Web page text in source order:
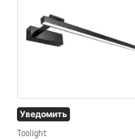
Уведомить
Toolight